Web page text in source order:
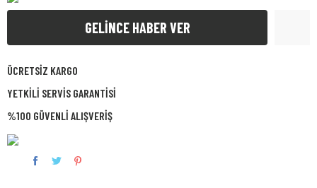
GELİNCE HABER VER
ÜCRETSİZ KARGO
YETKİLİ SERVİS GARANTİSİ
%100 GÜVENLİ ALIŞVERİŞ